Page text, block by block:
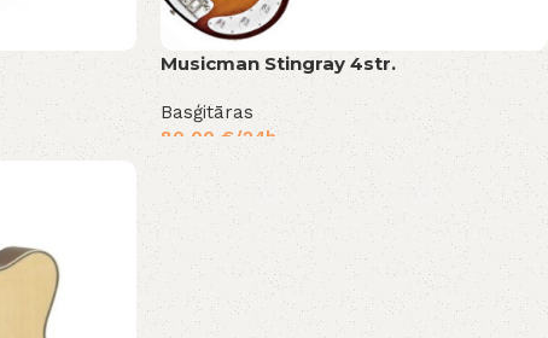
Musicman Stingray 4str.
Basģitāras
80,00 € /24h